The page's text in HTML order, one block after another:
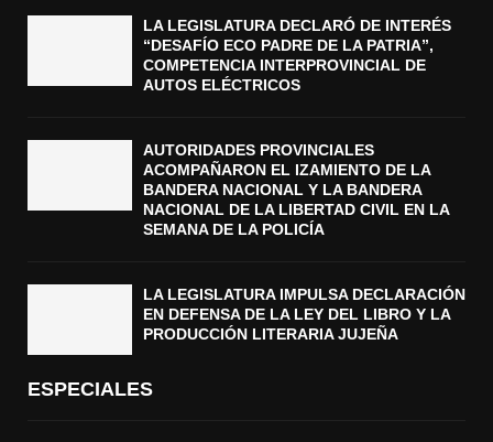
LA LEGISLATURA DECLARÓ DE INTERÉS
“DESAFÍO ECO PADRE DE LA PATRIA”,
COMPETENCIA INTERPROVINCIAL DE
AUTOS ELÉCTRICOS
AUTORIDADES PROVINCIALES
ACOMPAÑARON EL IZAMIENTO DE LA
BANDERA NACIONAL Y LA BANDERA
NACIONAL DE LA LIBERTAD CIVIL EN LA
SEMANA DE LA POLICÍA
LA LEGISLATURA IMPULSA DECLARACIÓN
EN DEFENSA DE LA LEY DEL LIBRO Y LA
PRODUCCIÓN LITERARIA JUJEÑA
ESPECIALES